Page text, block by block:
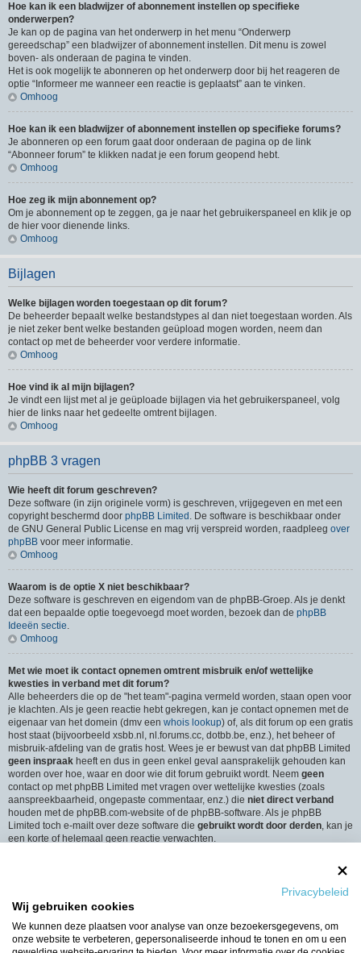
Hoe kan ik een bladwijzer of abonnement instellen op specifieke
onderwerpen?
Je kan op de pagina van het onderwerp in het menu “Onderwerp
gereedschap” een bladwijzer of abonnement instellen. Dit menu is zowel
boven- als onderaan de pagina te vinden.
Het is ook mogelijk te abonneren op het onderwerp door bij het reageren de
optie “Informeer me wanneer een reactie is geplaatst” aan te vinken.
Omhoog
Hoe kan ik een bladwijzer of abonnement instellen op specifieke forums?
Je abonneren op een forum gaat door onderaan de pagina op de link
“Abonneer forum” te klikken nadat je een forum geopend hebt.
Omhoog
Hoe zeg ik mijn abonnement op?
Om je abonnement op te zeggen, ga je naar het gebruikerspaneel en klik je op
de hier voor dienende links.
Omhoog
Bijlagen
Welke bijlagen worden toegestaan op dit forum?
De beheerder bepaalt welke bestandstypes al dan niet toegestaan worden. Als
je niet zeker bent welke bestanden geüpload mogen worden, neem dan
contact op met de beheerder voor verdere informatie.
Omhoog
Hoe vind ik al mijn bijlagen?
Je vindt een lijst met al je geüploade bijlagen via het gebruikerspaneel, volg
hier de links naar het gedeelte omtrent bijlagen.
Omhoog
phpBB 3 vragen
Wie heeft dit forum geschreven?
Deze software (in zijn originele vorm) is geschreven, vrijgegeven en met een
copyright beschermd door phpBB Limited . De software is beschikbaar onder
de GNU General Public License en mag vrij verspreid worden, raadpleeg over
phpBB voor meer informatie.
Omhoog
Waarom is de optie X niet beschikbaar?
Deze software is geschreven en eigendom van de phpBB-Groep. Als je denkt
dat een bepaalde optie toegevoegd moet worden, bezoek dan de phpBB
Ideeën sectie.
Omhoog
Met wie moet ik contact opnemen omtrent misbruik en/of wettelijke
kwesties in verband met dit forum?
Alle beheerders die op de "het team"-pagina vermeld worden, staan open voor
je klachten. Als je geen reactie hebt gekregen, kan je contact opnemen met de
eigenaar van het domein (dmv een whois lookup) of, als dit forum op een gratis
host staat (bijvoorbeeld xsbb.nl, nl.forums.cc, dotbb.be, enz.), het beheer of
misbruik-afdeling van de gratis host. Wees je er bewust van dat phpBB Limited
geen inspraak heeft en dus in geen enkel geval aansprakelijk gehouden kan
worden over hoe, waar en door wie dit forum gebruikt wordt. Neem geen
contact op met phpBB Limited met vragen over wettelijke kwesties (zoals
aanspreekbaarheid, ongepaste commentaar, enz.) die niet direct verband
houden met de phpBB.com-website of de phpBB-software. Als je phpBB
Limited toch e-mailt over deze software die gebruikt wordt door derden, kan je
een korte of helemaal geen reactie verwachten.
Alle gebruikers van het forum kunnen gebruik maken van het “Contact”-
formulier, als de optie is ingeschakeld door de beheerders.
Leden van het forum kunnen ook gebruik maken van de “Het Team”-link.
Omhoog
Privacybeleid
Wij gebruiken cookies
We kunnen deze plaatsen voor analyse van onze bezoekersgegevens, om
onze website te verbeteren, gepersonaliseerde inhoud te tonen en om u een